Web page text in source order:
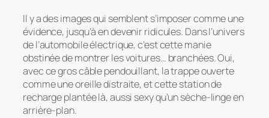
Il y a des images qui semblent s’imposer comme une
évidence, jusqu’à en devenir ridicules. Dans l’univers
de l’automobile électrique, c’est cette manie
obstinée de montrer les voitures… branchées. Oui,
avec ce gros câble pendouillant, la trappe ouverte
comme une oreille distraite, et cette station de
recharge plantée là, aussi sexy qu’un sèche-linge en
arrière-plan.